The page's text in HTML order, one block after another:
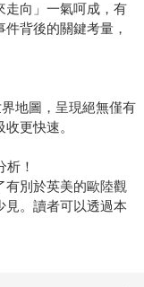
向」一氣呵成，有
背後的關鍵考量，
地圖，呈現絕無僅有
更快速。
！
別於英美的歐陸觀
見。讀者可以透過本